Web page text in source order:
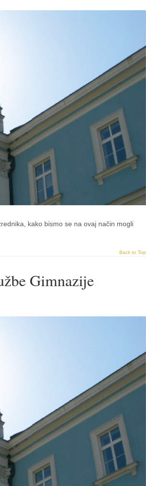
kako bismo se na ovaj način mogli
Back to Top
Gimnazije